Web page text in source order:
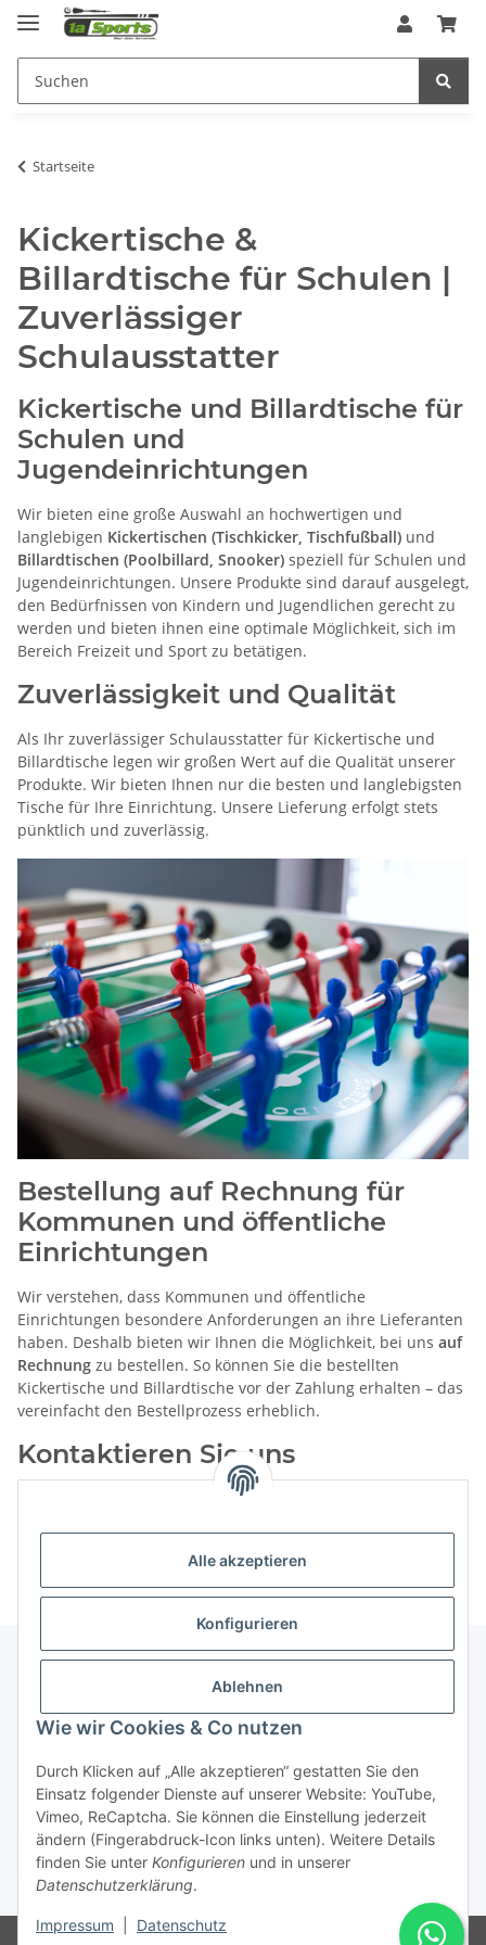
Alle akzeptieren
Konfigurieren
Ablehnen
Wie wir Cookies & Co nutzen
Durch Klicken auf „Alle akzeptieren“ gestatten Sie den
Einsatz folgender Dienste auf unserer Website: YouTube,
Vimeo, ReCaptcha. Sie können die Einstellung jederzeit
ändern (Fingerabdruck-Icon links unten). Weitere Details
finden Sie unter Konfigurieren und in unserer
Datenschutzerklärung.
Impressum Datenschutz
Startseite
Kickertische &
Billardtische für Schulen |
Zuverlässiger
Schulausstatter
Kickertische und Billardtische für
Schulen und
Jugendeinrichtungen
Wir bieten eine große Auswahl an hochwertigen und
langlebigen Kickertischen (Tischkicker, Tischfußball) und
Billardtischen (Poolbillard, Snooker) speziell für Schulen und
Jugendeinrichtungen. Unsere Produkte sind darauf ausgelegt,
den Bedürfnissen von Kindern und Jugendlichen gerecht zu
werden und bieten ihnen eine optimale Möglichkeit, sich im
Bereich Freizeit und Sport zu betätigen.
Zuverlässigkeit und Qualität
Als Ihr zuverlässiger Schulausstatter für Kickertische und
Billardtische legen wir großen Wert auf die Qualität unserer
Produkte. Wir bieten Ihnen nur die besten und langlebigsten
Tische für Ihre Einrichtung. Unsere Lieferung erfolgt stets
pünktlich und zuverlässig.
Bestellung auf Rechnung für
Kommunen und öffentliche
Einrichtungen
Wir verstehen, dass Kommunen und öffentliche
Einrichtungen besondere Anforderungen an ihre Lieferanten
haben. Deshalb bieten wir Ihnen die Möglichkeit, bei uns auf
Rechnung zu bestellen. So können Sie die bestellten
Kickertische und Billardtische vor der Zahlung erhalten – das
vereinfacht den Bestellprozess erheblich.
Kontaktieren Sie uns
Sie haben Fragen oder wünschen eine Beratung? Rufen Sie
Gesetzliche Informationen
Vertrag widerrufen
* Alle Preise inkl. gesetzlicher USt., zzgl.